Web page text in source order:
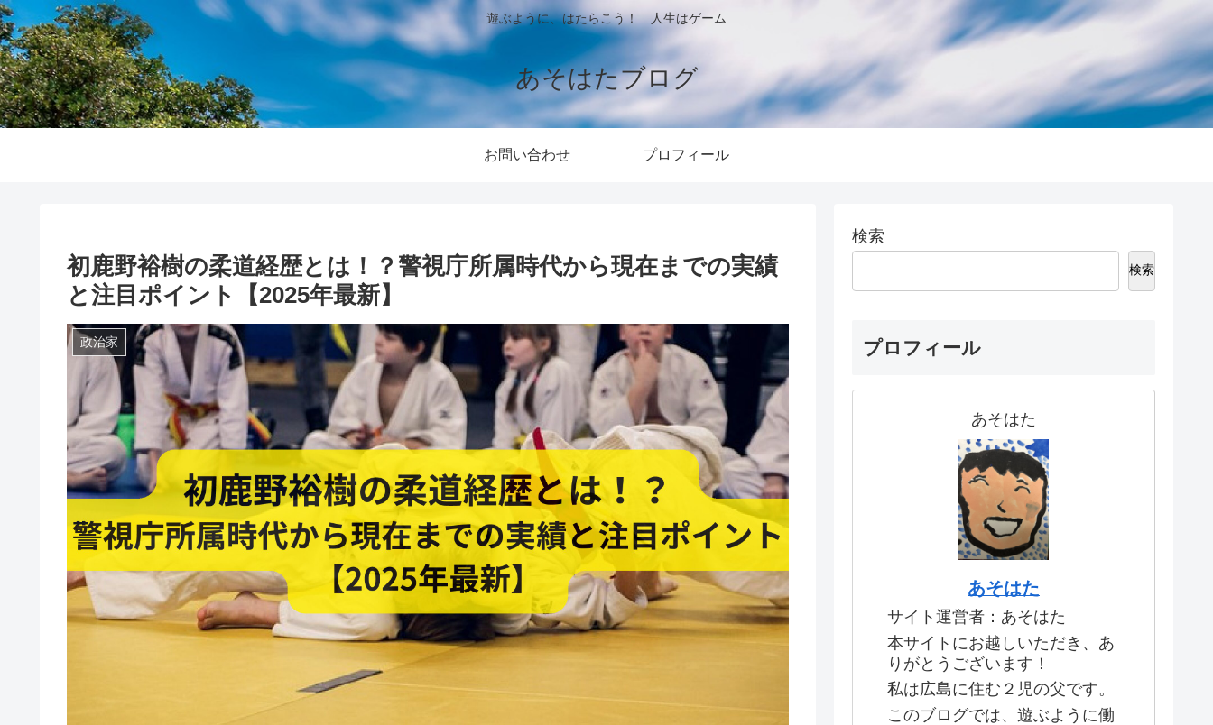
遊ぶように、はたらこう！ 人生はゲーム
あそはたブログ
お問い合わせ プロフィール
初鹿野裕樹の柔道経歴とは！？警視庁所属時代から現在までの実績
と注目ポイント【2025年最新】
政治家
検索
検索
プロフィール
あそはた
あそはた
サイト運営者：あそはた
本サイトにお越しいただき、あ
りがとうございます！
私は広島に住む２児の父です。
このブログでは、遊ぶように働